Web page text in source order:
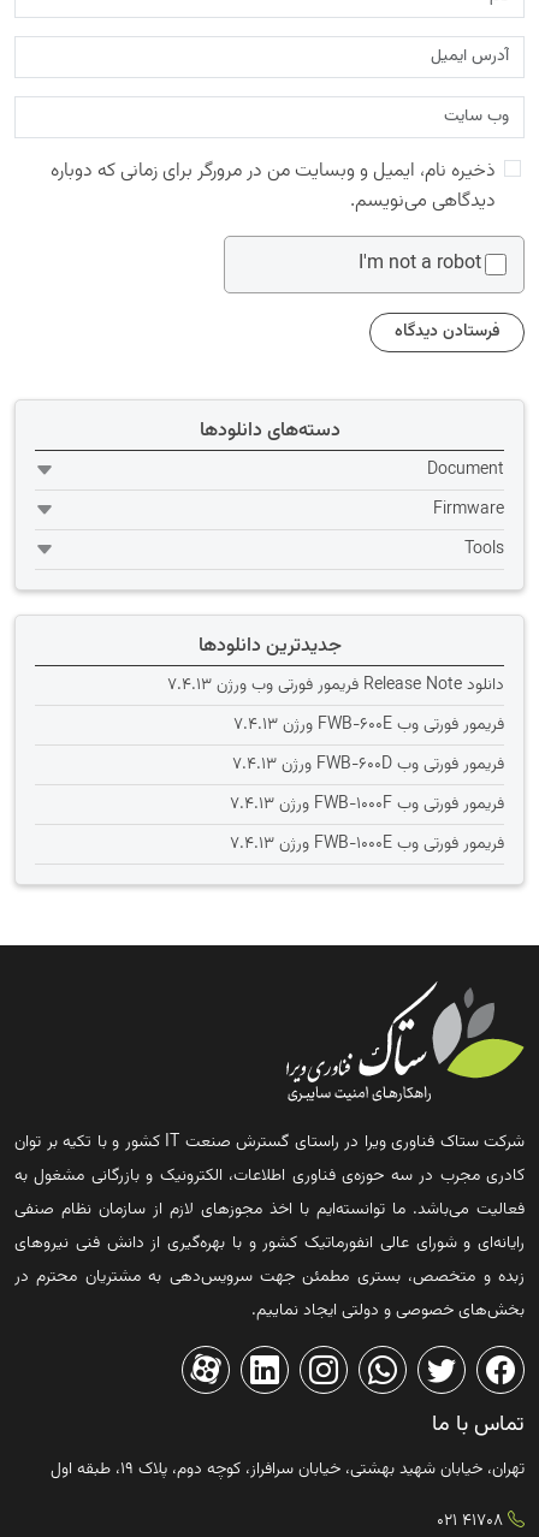
ذخیره نام، ایمیل و وبسایت من در مرورگر برای زمانی که دوباره
دیدگاهی می‌نویسم.
I'm not a robot
دسته‌های دانلودها
Document
Firmware
Tools
جدیدترین دانلودها
دانلود Release Note فریمور فورتی وب ورژن 7.4.13
فریمور فورتی وب FWB-600E ورژن 7.4.13
فریمور فورتی وب FWB-600D ورژن 7.4.13
فریمور فورتی وب FWB-1000F ورژن 7.4.13
فریمور فورتی وب FWB-1000E ورژن 7.4.13
شرکت ستاک فناوری ویرا در راستای گسترش صنعت IT کشور و با تکیه بر توان
کادری مجرب در سه حوزه‌ی فناوری اطلاعات، الکترونیک و بازرگانی مشغول به
فعالیت می‌باشد. ما توانسته‌ایم با اخذ مجوزهای لازم از سازمان نظام صنفی
رایانه‌ای و شورای عالی انفورماتیک کشور و با بهره‌گیری از دانش فنی نیروهای
زبده و متخصص، بستری مطمئن جهت سرویس‌دهی به مشتریان محترم در
بخش‌های خصوصی و دولتی ایجاد نماییم.
تماس با ما
تهران، خیابان شهید بهشتی، خیابان سرافراز، کوچه دوم، پلاک ۱۹، طبقه اول
41708 021